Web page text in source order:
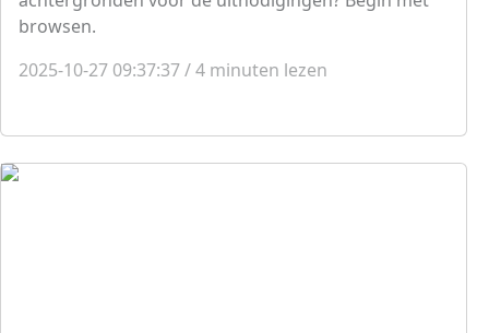
browsen.
2025-10-27 09:37:37/4 minuten lezen